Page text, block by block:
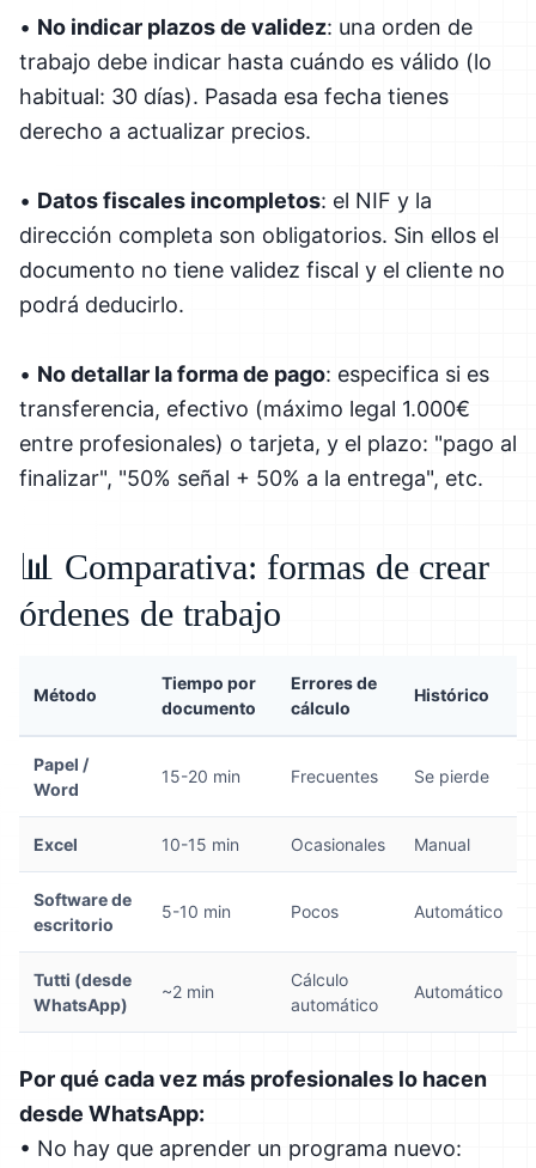
• No indicar plazos de validez: una orden de
trabajo debe indicar hasta cuándo es válido (lo
habitual: 30 días). Pasada esa fecha tienes
derecho a actualizar precios.
• Datos fiscales incompletos: el NIF y la
dirección completa son obligatorios. Sin ellos el
documento no tiene validez fiscal y el cliente no
podrá deducirlo.
• No detallar la forma de pago: especifica si es
transferencia, efectivo (máximo legal 1.000€
entre profesionales) o tarjeta, y el plazo: "pago al
finalizar", "50% señal + 50% a la entrega", etc.
📊 Comparativa: formas de crear
órdenes de trabajo
Método
Tiempo por
documento
Errores de
cálculo
Histórico
Papel /
Word
15-20 min Frecuentes Se pierde
Excel 10-15 min Ocasionales Manual
Software de
escritorio
5-10 min Pocos Automático
Tutti (desde
WhatsApp)
~2 min
Cálculo
automático
Automático
Por qué cada vez más profesionales lo hacen
desde WhatsApp:
• No hay que aprender un programa nuevo: